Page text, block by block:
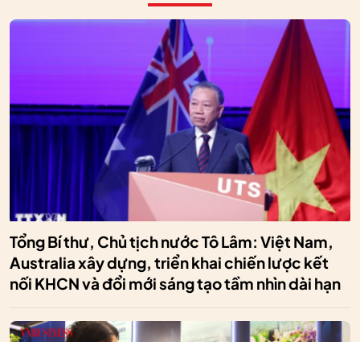
Tổng Bí thư, Chủ tịch nước Tô Lâm: Việt Nam,
Australia xây dựng, triển khai chiến lược kết
nối KHCN và đổi mới sáng tạo tầm nhìn dài hạn